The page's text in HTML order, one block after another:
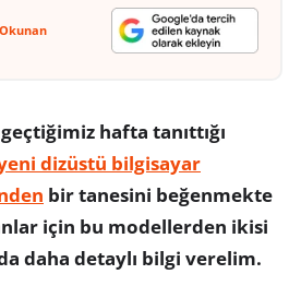
geçtiğimiz hafta tanıttığı
dizüstü bilgisayar
bir tanesini beğenmekte
için bu modellerden ikisi
daha detaylı bilgi verelim.